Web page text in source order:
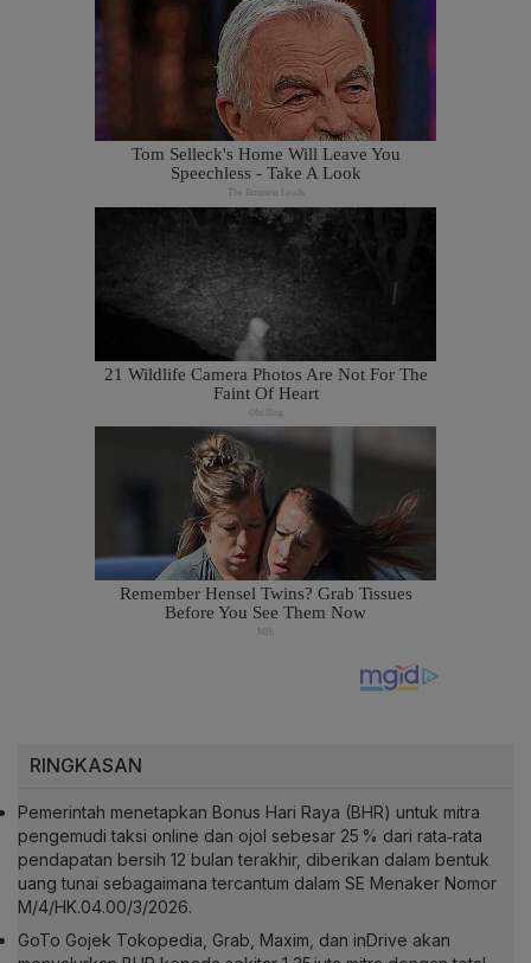
RINGKASAN
Pemerintah menetapkan Bonus Hari Raya (BHR) untuk mitra
pengemudi taksi online dan ojol sebesar 25 % dari rata‑rata
pendapatan bersih 12 bulan terakhir, diberikan dalam bentuk
uang tunai sebagaimana tercantum dalam SE Menaker Nomor
M/4/HK.04.00/3/2026.
GoTo Gojek Tokopedia, Grab, Maxim, dan inDrive akan